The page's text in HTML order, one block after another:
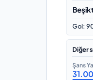
Gol:
Diğer
Şans
31.00